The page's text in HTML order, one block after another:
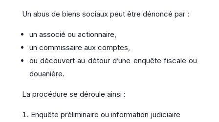
Un abus de biens sociaux peut être dénoncé par :
un associé ou actionnaire,
un commissaire aux comptes,
ou découvert au détour d’une enquête fiscale ou
douanière.
La procédure se déroule ainsi :
Enquête préliminaire ou information judiciaire